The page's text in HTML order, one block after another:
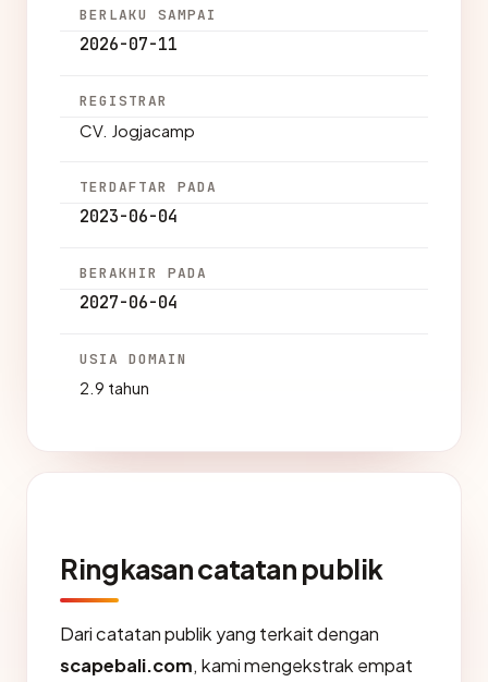
BERLAKU SAMPAI
2026-07-11
REGISTRAR
CV. Jogjacamp
TERDAFTAR PADA
2023-06-04
BERAKHIR PADA
2027-06-04
USIA DOMAIN
2.9 tahun
Ringkasan catatan publik
Dari catatan publik yang terkait dengan
scapebali.com, kami mengekstrak empat